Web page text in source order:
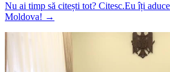
Nu ai timp să citești tot? Citesc.Eu îți
Moldova! →